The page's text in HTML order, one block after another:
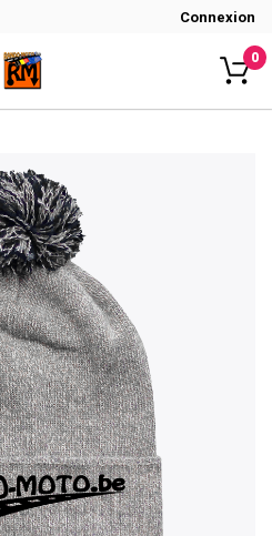
Connexion
0